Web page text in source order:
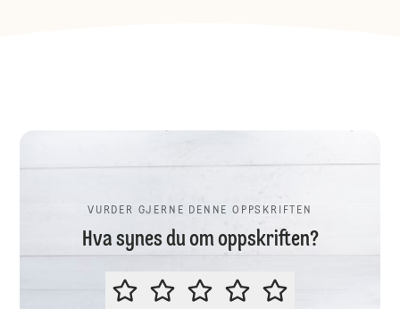
VURDER GJERNE DENNE OPPSKRIFTEN
Hva synes du om oppskriften?
VURDER GJERNE DENNE